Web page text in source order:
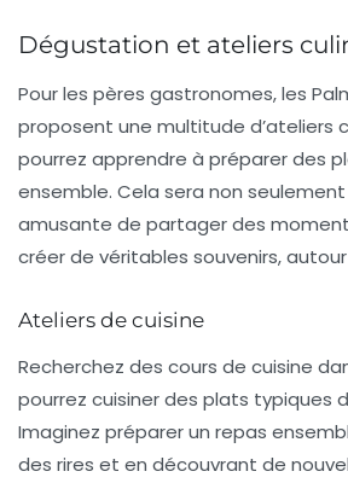
Dégustation et ateliers
Pour les pères gastronomes, les
proposent une multitude d’ateliers
pourrez apprendre à préparer des
ensemble. Cela sera non
amusante de partager des
créer de véritables souvenirs,
Ateliers de cuisine
Recherchez des cours de cuisine
pourrez cuisiner des plats typiques
Imaginez préparer un repas
des rires et en découvrant de